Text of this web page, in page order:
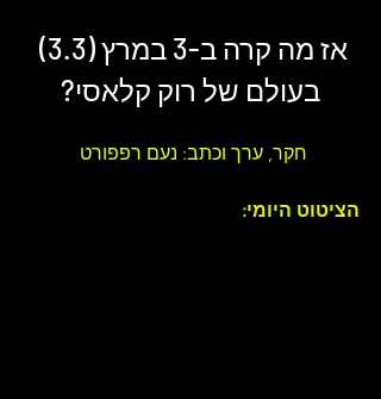
אז מה קרה ב-3 במרץ (3.3)
בעולם של רוק קלאסי?
חקר, ערך וכתב: נעם רפפורט
הציטוט היומי: